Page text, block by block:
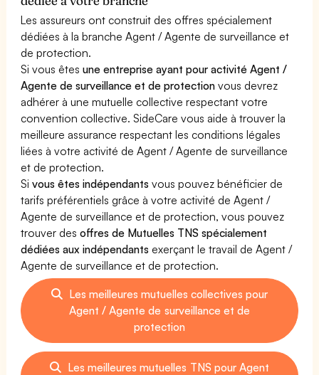
Les assureurs ont construit des offres spécialement
dédiées à la branche Agent / Agente de surveillance et
de protection.
Si vous êtesune entreprise ayant pour activité Agent /
Agente de surveillance et de protection vous devrez
adhérer à une mutuelle collective respectant votre
convention collective. SideCare vous aide à trouver la
meilleure assurance respectant les conditions légales
liées à votre activité de Agent / Agente de surveillance
et de protection.
Sivous êtes indépendants vous pouvez bénéficier de
tarifs préférentiels grâce à votre activité de Agent /
Agente de surveillance et de protection, vous pouvez
trouver desoffres de Mutuelles TNS spécialement
dédiées aux indépendants exerçant le travail de Agent /
Agente de surveillance et de protection.
Les meilleures mutuelles collectives pour
Agent / Agente de surveillance et de
protection
Les meilleures mutuelles TNS pour Agent